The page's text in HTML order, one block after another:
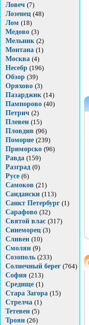
Ловеч (7)
Лозенец (48)
Лом (18)
Медово (3)
Мельник (2)
Монтана (1)
Москва (4)
Несебр (196)
Обзор (39)
Оряхово (3)
Пазарджик (14)
Пампорово (40)
Петрич (2)
Плевен (15)
Пловдив (96)
Поморие (239)
Приморско (96)
Равда (159)
Разград (0)
Русе (6)
Самоков (21)
Сандански (113)
Санкт Петербург (1)
Сарафово (32)
Святой влас (317)
Синеморец (3)
Сливен (10)
Смолян (9)
Созополь (233)
Солнечный берег (764)
София (213)
Средище (1)
Стара Загора (15)
Стрелча (1)
Тетевен (5)
Троян (26)